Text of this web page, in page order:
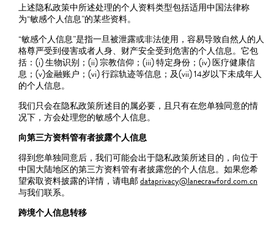
上述隐私政策中所述处理的个人资料类型包括适用中国法律称
为“敏感个人信息”的某些资料。
“敏感个人信息”是指一旦被泄露或非法使用，容易导致自然人的人
格尊严受到侵害或者人身、财产安全受到危害的个人信息。它包
括：(i) 生物识别；(ii) 宗教信仰；(iii) 特定身份；(iv) 医疗健康信
息；(v)金融账户；(vi) 行踪轨迹等信息；及(vii) 14岁以下未成年人
的个人信息。
我们只会在隐私政策所述目的属必要，且只有在您单独同意的情
况下，方会处理您的敏感个人信息。
向第三方资料管有者披露个人信息
得到您单独同意后，我们可能会出于隐私政策所述目的，向位于
中国大陆地区的第三方资料管有者披露您的个人信息。如果您希
望索取资料披露的详情，请电邮dataprivacy@lanecrawford.com.cn
与我们联系。
跨境个人信息转移